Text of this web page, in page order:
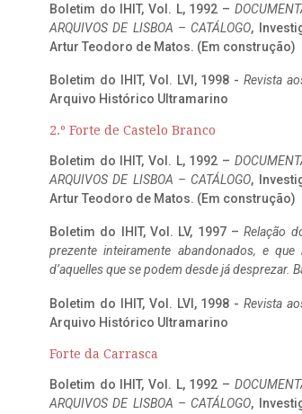
Boletim do IHIT, Vol. L, 1992 –
ARQUIVOS DE LISBOA – CATÁLOGO,
Artur Teodoro de Matos. (Em construção)
Boletim do IHIT, Vol. LVI, 1998 -Revista
Arquivo Histórico Ultramarino
2.º Forte de Castelo Branco
Boletim do IHIT, Vol. L, 1992 –
ARQUIVOS DE LISBOA – CATÁLOGO,
Artur Teodoro de Matos. (Em construção)
Boletim do IHIT, Vol. LV, 1997 –Relação
prezente inteiramente abandonados, e
d’aquelles que se podem desde já desprezar.
Boletim do IHIT, Vol. LVI, 1998 -Revista
Arquivo Histórico Ultramarino
Forte da Carrasca
Boletim do IHIT, Vol. L, 1992 –
ARQUIVOS DE LISBOA – CATÁLOGO,